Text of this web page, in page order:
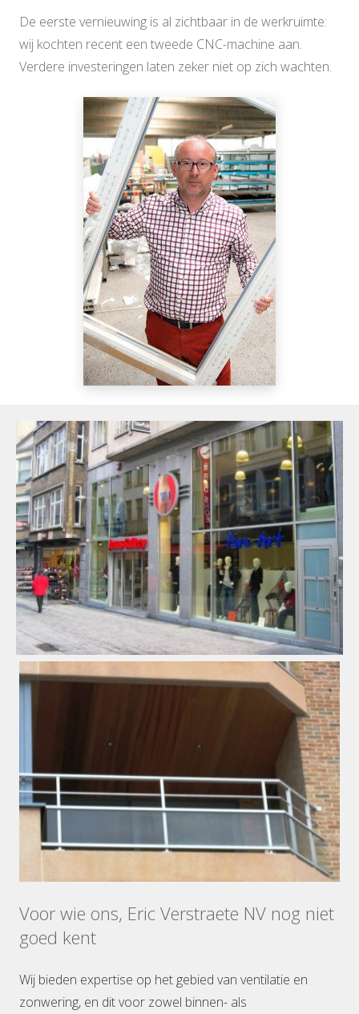
De eerste vernieuwing is al zichtbaar in de werkruimte:
wij kochten recent een tweede CNC-machine aan.
Verdere investeringen laten zeker niet op zich wachten.
Voor wie ons, Eric Verstraete NV nog niet
goed kent
Wij bieden expertise op het gebied van ventilatie en
zonwering, en dit voor zowel binnen- als